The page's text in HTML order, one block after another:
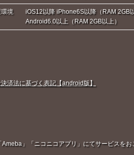
境
iOS12以降 iPhone6S以降（RAM 2GB
Android6.0以上（RAM 2GB以上）
決済法に基づく表記【android版】
」「ニコニコアプリ」にてサービスをお